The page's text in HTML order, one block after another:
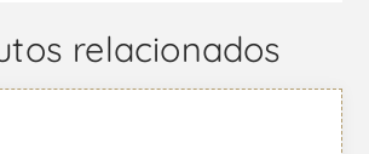
relacionados